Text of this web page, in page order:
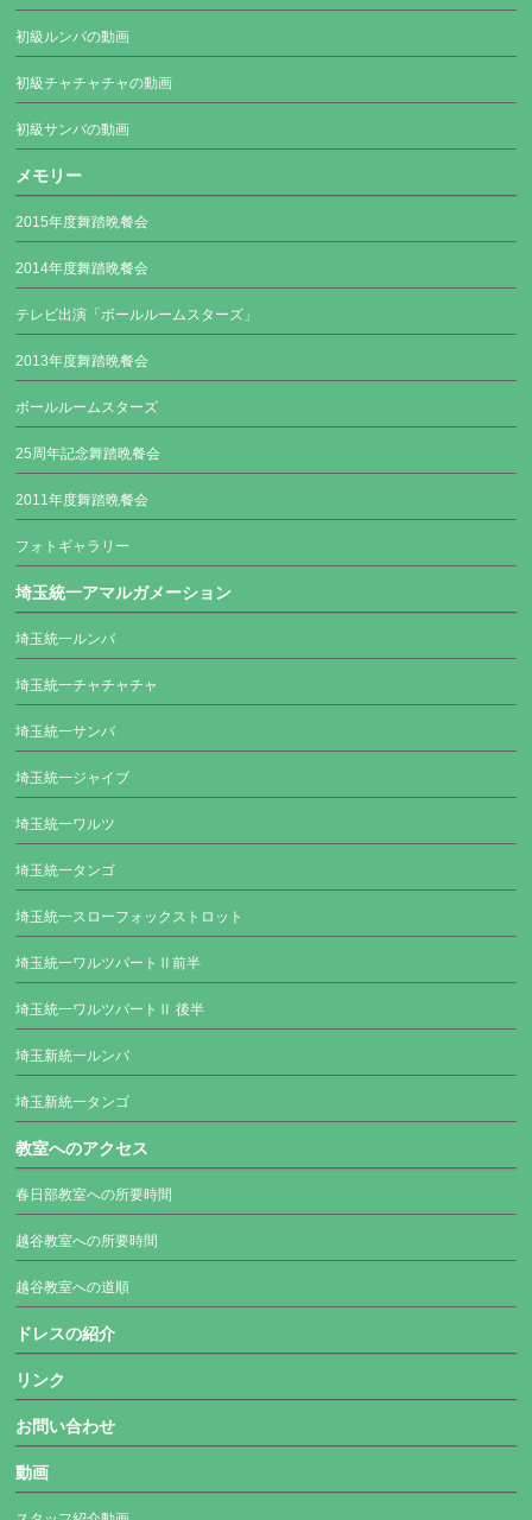
初級ルンバの動画
初級チャチャチャの動画
初級サンバの動画
メモリー
2015年度舞踏晩餐会
2014年度舞踏晩餐会
テレビ出演「ボールルームスターズ」
2013年度舞踏晩餐会
ボールルームスターズ
25周年記念舞踏晩餐会
2011年度舞踏晩餐会
フォトギャラリー
埼玉統一アマルガメーション
埼玉統一ルンバ
埼玉統一チャチャチャ
埼玉統一サンバ
埼玉統一ジャイブ
埼玉統一ワルツ
埼玉統一タンゴ
埼玉統一スローフォックストロット
埼玉統一ワルツパートⅡ前半
埼玉統一ワルツパートⅡ 後半
埼玉新統一ルンバ
埼玉新統一タンゴ
教室へのアクセス
春日部教室への所要時間
越谷教室への所要時間
越谷教室への道順
ドレスの紹介
リンク
お問い合わせ
動画